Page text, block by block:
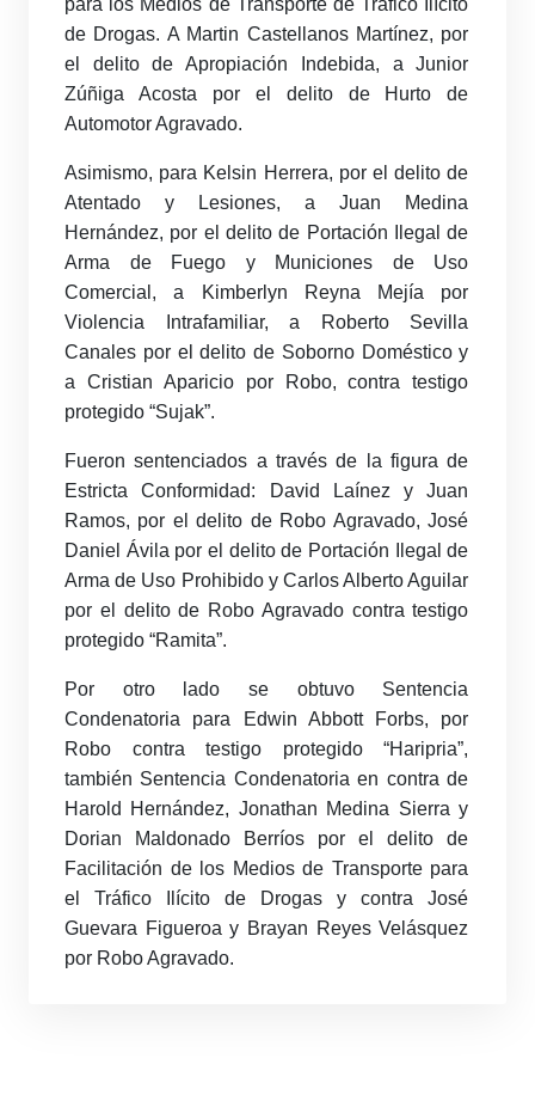
de Drogas. A Martin Castellanos Martínez, por
el delito de Apropiación Indebida, a Junior
Zúñiga Acosta por el delito de Hurto de
Automotor Agravado.
Asimismo, para Kelsin Herrera, por el delito de
Atentado y Lesiones, a Juan Medina
Hernández, por el delito de Portación Ilegal de
Arma de Fuego y Municiones de Uso
Comercial, a Kimberlyn Reyna Mejía por
Violencia Intrafamiliar, a Roberto Sevilla
Canales por el delito de Soborno Doméstico y
a Cristian Aparicio por Robo, contra testigo
protegido “Sujak”.
Fueron sentenciados a través de la figura de
Estricta Conformidad: David Laínez y Juan
Ramos, por el delito de Robo Agravado, José
Daniel Ávila por el delito de Portación Ilegal de
Arma de Uso Prohibido y Carlos Alberto Aguilar
por el delito de Robo Agravado contra testigo
protegido “Ramita”.
Por otro lado se obtuvo Sentencia
Condenatoria para Edwin Abbott Forbs, por
Robo contra testigo protegido “Haripria”,
también Sentencia Condenatoria en contra de
Harold Hernández, Jonathan Medina Sierra y
Dorian Maldonado Berríos por el delito de
Facilitación de los Medios de Transporte para
el Tráfico Ilícito de Drogas y contra José
Guevara Figueroa y Brayan Reyes Velásquez
por Robo Agravado.